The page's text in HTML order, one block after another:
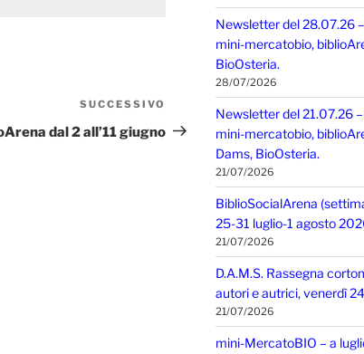
Articolo
successivo
SUCCESSIVO
dal 2 all’11 giugno
Newsletter del 28.07.26
mini-mercatobio,
BioOsteria.
28/07/2026
Newsletter del 21.07.26
mini-mercatobio,
Dams, BioOsteria.
21/07/2026
BiblioSocialArena
25-31 luglio-1 agosto
21/07/2026
D.A.M.S. Rassegna
autori e autrici, venerdì
21/07/2026
mini-MercatoBIO – a